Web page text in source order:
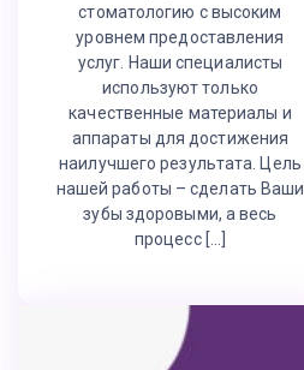
стоматологию с высоким
уровнем предоставления
услуг. Наши специалисты
используют только
качественные материалы и
аппараты для достижения
наилучшего результата. Цель
нашей работы – сделать Ваши
зубы здоровыми, а весь
процесс […]